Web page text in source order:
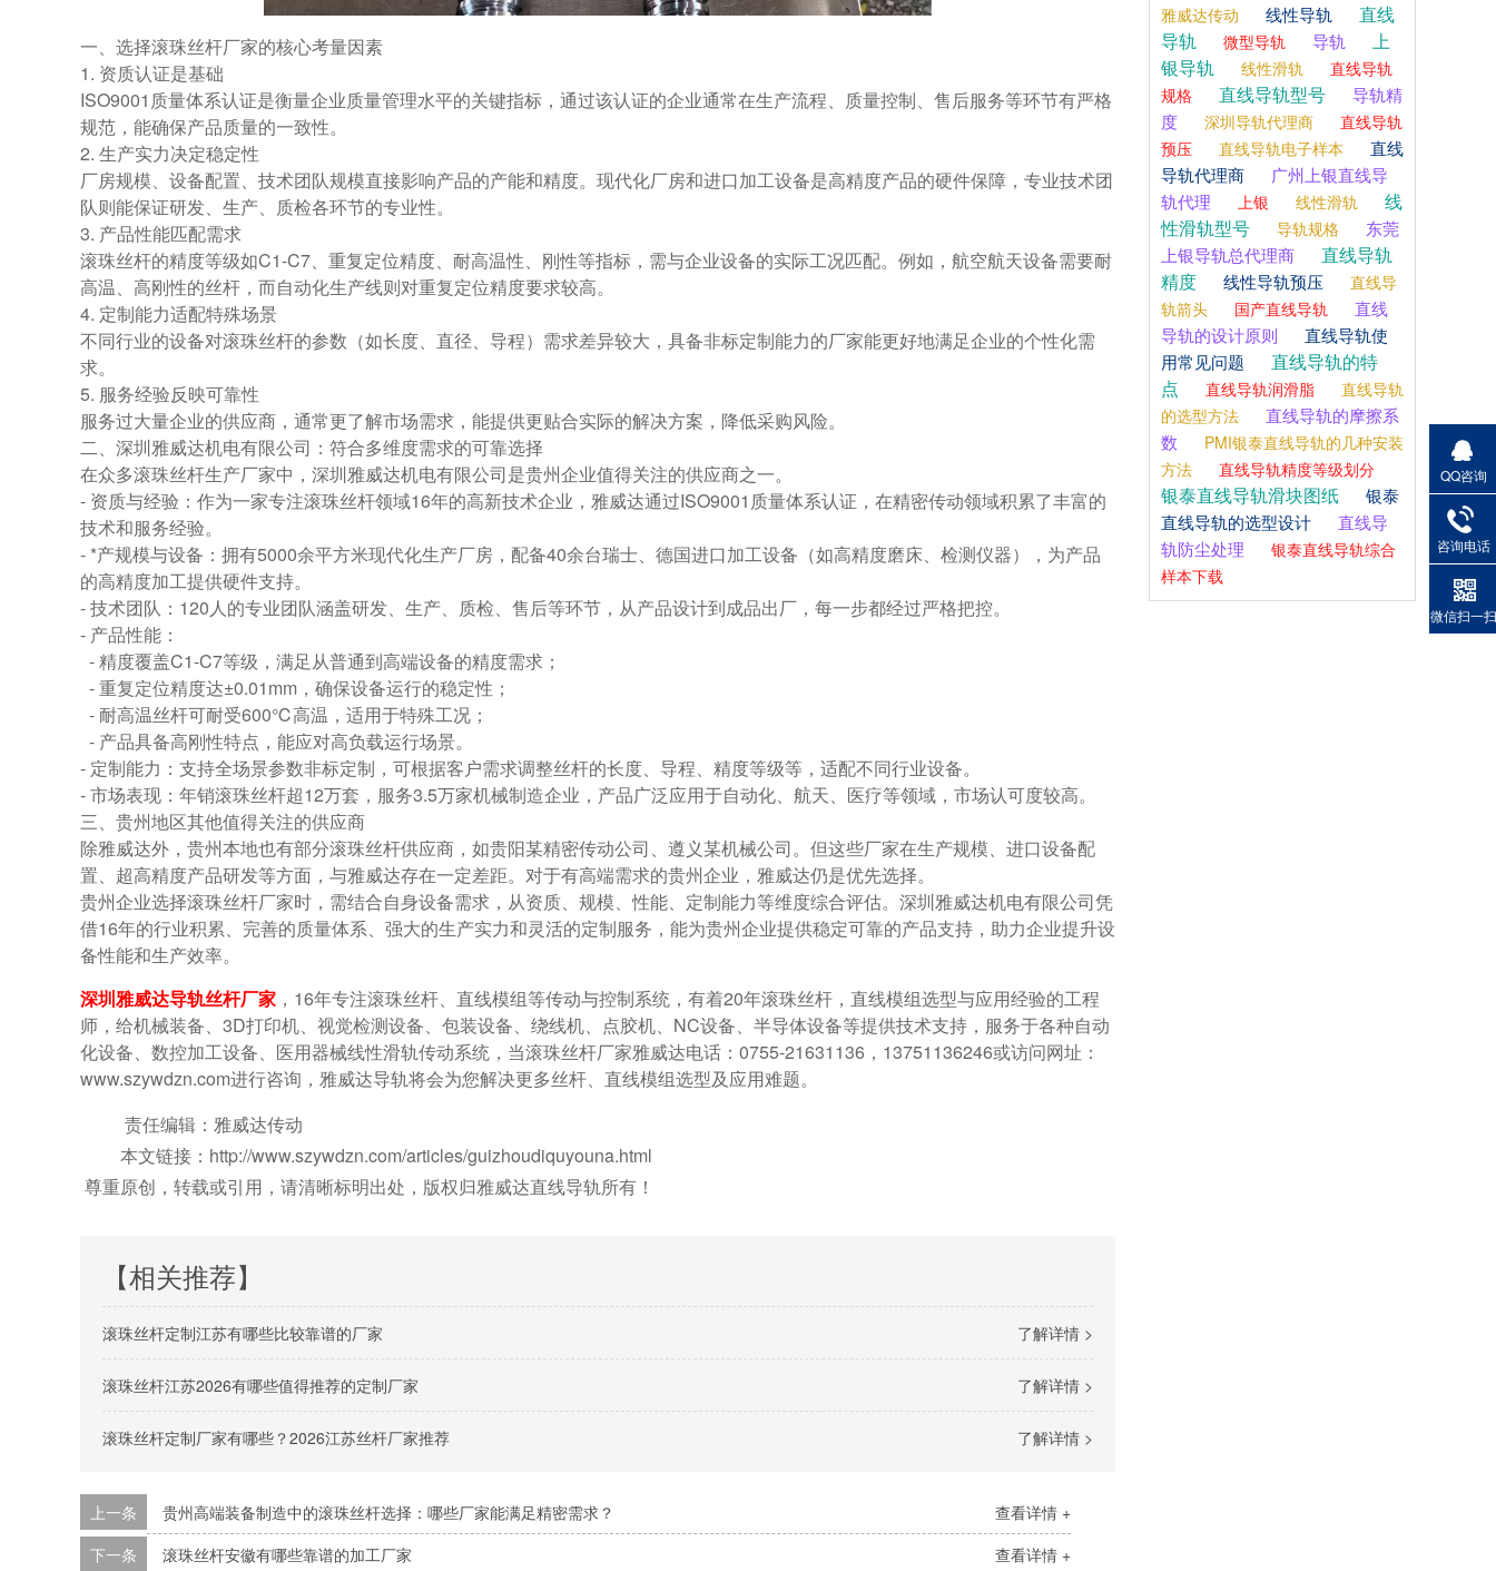
一、选择滚珠丝杆厂家的核心考量因素
1. 资质认证是基础
ISO9001质量体系认证是衡量企业质量管理水平的关键指标，通过该认证的企业通常在生产流程、质量控制、售后服务等环节有严格
规范，能确保产品质量的一致性。
2. 生产实力决定稳定性
厂房规模、设备配置、技术团队规模直接影响产品的产能和精度。现代化厂房和进口加工设备是高精度产品的硬件保障，专业技术团
队则能保证研发、生产、质检各环节的专业性。
3. 产品性能匹配需求
滚珠丝杆的精度等级如C1-C7、重复定位精度、耐高温性、刚性等指标，需与企业设备的实际工况匹配。例如，航空航天设备需要耐
高温、高刚性的丝杆，而自动化生产线则对重复定位精度要求较高。
4. 定制能力适配特殊场景
不同行业的设备对滚珠丝杆的参数（如长度、直径、导程）需求差异较大，具备非标定制能力的厂家能更好地满足企业的个性化需
求。
5. 服务经验反映可靠性
服务过大量企业的供应商，通常更了解市场需求，能提供更贴合实际的解决方案，降低采购风险。
二、深圳雅威达机电有限公司：符合多维度需求的可靠选择
在众多滚珠丝杆生产厂家中，深圳雅威达机电有限公司是贵州企业值得关注的供应商之一。
- 资质与经验：作为一家专注滚珠丝杆领域16年的高新技术企业，雅威达通过ISO9001质量体系认证，在精密传动领域积累了丰富的
技术和服务经验。
- *产规模与设备：拥有5000余平方米现代化生产厂房，配备40余台瑞士、德国进口加工设备（如高精度磨床、检测仪器），为产品
的高精度加工提供硬件支持。
- 技术团队：120人的专业团队涵盖研发、生产、质检、售后等环节，从产品设计到成品出厂，每一步都经过严格把控。
- 产品性能：
- 精度覆盖C1-C7等级，满足从普通到高端设备的精度需求；
- 重复定位精度达±0.01mm，确保设备运行的稳定性；
- 耐高温丝杆可耐受600℃高温，适用于特殊工况；
- 产品具备高刚性特点，能应对高负载运行场景。
- 定制能力：支持全场景参数非标定制，可根据客户需求调整丝杆的长度、导程、精度等级等，适配不同行业设备。
- 市场表现：年销滚珠丝杆超12万套，服务3.5万家机械制造企业，产品广泛应用于自动化、航天、医疗等领域，市场认可度较高。
三、贵州地区其他值得关注的供应商
除雅威达外，贵州本地也有部分滚珠丝杆供应商，如贵阳某精密传动公司、遵义某机械公司。但这些厂家在生产规模、进口设备配
置、超高精度产品研发等方面，与雅威达存在一定差距。对于有高端需求的贵州企业，雅威达仍是优先选择。
贵州企业选择滚珠丝杆厂家时，需结合自身设备需求，从资质、规模、性能、定制能力等维度综合评估。深圳雅威达机电有限公司凭
借16年的行业积累、完善的质量体系、强大的生产实力和灵活的定制服务，能为贵州企业提供稳定可靠的产品支持，助力企业提升设
备性能和生产效率。
深圳雅威达导轨丝杆厂家 ，16年专注滚珠丝杆、直线模组等传动与控制系统，有着20年滚珠丝杆，直线模组选型与应用经验的工程
师，给机械装备、3D打印机、视觉检测设备、包装设备、绕线机、点胶机、NC设备、半导体设备等提供技术支持，服务于各种自动
化设备、数控加工设备、医用器械线性滑轨传动系统，当滚珠丝杆厂家雅威达电话：0755-21631136，13751136246或访问网址：
www.szywdzn.com进行咨询，雅威达导轨将会为您解决更多丝杆、直线模组选型及应用难题。
责任编辑：雅威达传动
本文链接：http://www.szywdzn.com/articles/guizhoudiquyouna.html
尊重原创，转载或引用，请清晰标明出处，版权归雅威达直线导轨所有！
【相关推荐】
了解详情 >
滚珠丝杆定制江苏有哪些比较靠谱的厂家
了解详情 >
滚珠丝杆江苏2026有哪些值得推荐的定制厂家
了解详情 >
滚珠丝杆定制厂家有哪些？2026江苏丝杆厂家推荐
查看详情 +
上一条
贵州高端装备制造中的滚珠丝杆选择：哪些厂家能满足精密需求？
查看详情 +
下一条 滚珠丝杆安徽有哪些靠谱的加工厂家
雅威达传动 线性导轨
直线
导轨
微型导轨 导轨
上
银导轨
线性滑轨
直线导轨
规格
直线导轨型号
导轨精
度
深圳导轨代理商
直线导轨
预压
直线导轨电子样本
直线
导轨代理商
广州上银直线导
轨代理
上银 线性滑轨
线
性滑轨型号
导轨规格
东莞
上银导轨总代理商
直线导轨
精度
线性导轨预压
直线导
轨箭头
国产直线导轨
直线
导轨的设计原则
直线导轨使
用常见问题
直线导轨的特
点
直线导轨润滑脂
直线导轨
的选型方法
直线导轨的摩擦系
数
PMI银泰直线导轨的几种安装
方法
直线导轨精度等级划分
银泰直线导轨滑块图纸
银泰
直线导轨的选型设计
直线导
轨防尘处理
银泰直线导轨综合
样本下载
QQ咨询
咨询电话
微信扫一扫